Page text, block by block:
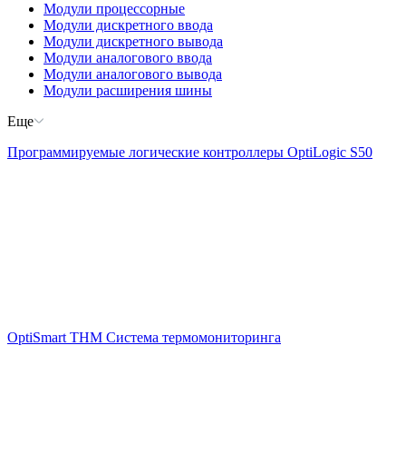
Модули процессорные
Модули дискретного ввода
Модули дискретного вывода
Модули аналогового ввода
Модули аналогового вывода
Модули расширения шины
Еще
Программируемые логические контроллеры OptiLogic S50
OptiSmart THM Система термомониторинга